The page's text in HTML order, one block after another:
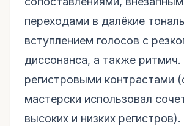
переходами в далёкие
вступлением голосов с
диссонанса, а также
регистровыми контрастами
мастерски использовал
высоких и низких регистров).